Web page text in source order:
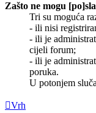
Zašto ne mogu
Tri su moguća
- ili nisi
- ili je
cijeli forum;
- ili je
poruka.
U potonjem
Vrh